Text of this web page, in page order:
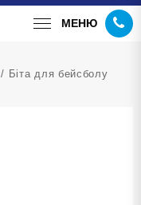
МЕНЮ
/ Біта для бейсболу